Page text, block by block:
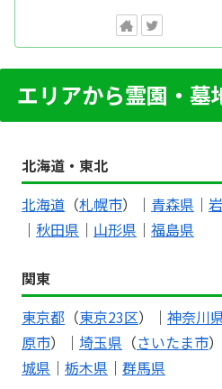
エリアから霊園・墓
北海道・東北
北海道 （札幌市）｜ 青森県 ｜
｜ 秋田県 ｜ 山形県 ｜ 福島県
関東
東京都 （東京23区）｜ 神奈川
原市）｜ 埼玉県 （さいたま市
城県 ｜ 栃木県 ｜ 群馬県